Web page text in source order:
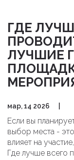
ГДЕ
ЛУЧШИЕ
мар, 14 2026
Если вы
выбор места -
влияет на
Где лучше всего